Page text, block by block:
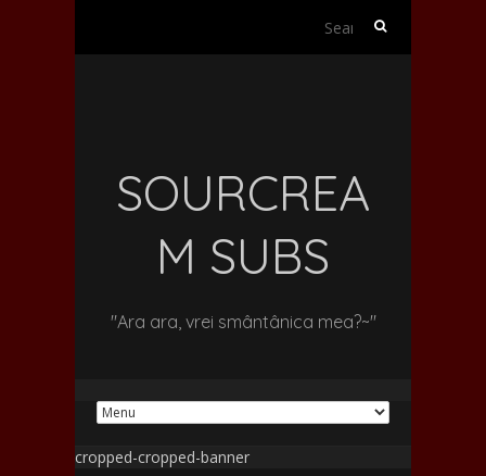
Search
SOURCREA
M SUBS
"Ara ara, vrei smântânica mea?~"